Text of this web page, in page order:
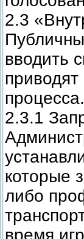
2.3
вводить
процесса.
2.3.1
которые
либо
время